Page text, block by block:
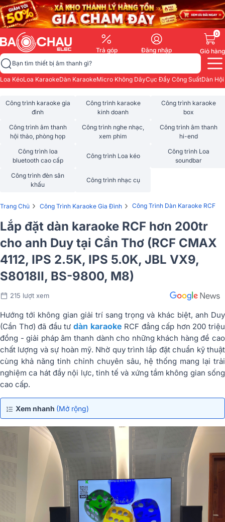
Trả góp Đăng nhập
0
Giỏ hàng
Bạn tìm thiết bị âm thanh gì?
Loa KéoLoa KaraokeDàn KaraokeMicro Không DâyCục Đẩy Công SuấtDàn
Công trình karaoke gia
đình
Công trình karaoke
kinh doanh
Công trình karaoke
box
Công trình âm thanh
hội thảo, phòng họp
Công trình nghe nhạc,
xem phim
Công trình âm thanh
hi-end
Công trình loa
bluetooth cao cấp
Công trình Loa kéo
Công trình Loa
soundbar
Công trình đèn sân
khấu
Công trình nhạc cụ
Trang Chủ › Công Trình Karaoke Gia Đình › Công Trình Dàn Karaoke RCF
Lắp đặt dàn karaoke RCF hơn 200tr
cho anh Duy tại Cần Thơ (RCF CMAX
4112, IPS 2.5K, IPS 5.0K, JBL VX9,
S8018II, BS-9800, M8)
215 lượt xem
Hướng tới không gian giải trí sang trọng và khác biệt, anh Duy
(Cần Thơ) đã đầu tư dàn karaoke RCF đẳng cấp hơn 200 triệu
đồng - giải pháp âm thanh dành cho những khách hàng đề cao
chất lượng và sự hoàn mỹ. Nhờ quy trình lắp đặt chuẩn kỹ thuật
cùng khả năng tinh chỉnh chuyên sâu, hệ thống mang lại trải
nghiệm ca hát đầy nội lực, tinh tế và xứng tầm không gian sống
cao cấp.
Xem nhanh (Mở rộng)